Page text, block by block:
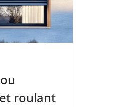
roulant